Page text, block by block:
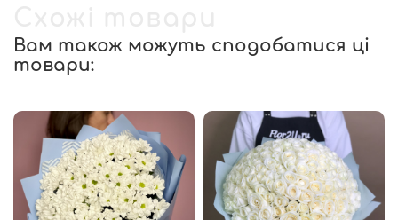
Вам також можуть сподобатися ці
товари: